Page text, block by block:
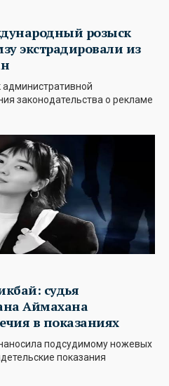
розыск
экстрадировали из
административной
законодательства о рекламе
судья
Аймахана
в показаниях
подсудимому ножевых
показания